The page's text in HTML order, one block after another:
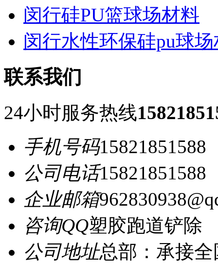
闵行硅PU篮球场材料
闵行水性环保硅pu球
联系我们
24小时服务热线
手机号码15821851588
公司电话15821851588
企业邮箱
咨询QQ塑胶跑道铲除
公司地址总部：承接